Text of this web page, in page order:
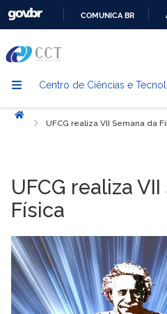
COMUNICA BR
Centro de Ciências e
Início
UFCG realiza VII Semana da
UFCG realiza
Física